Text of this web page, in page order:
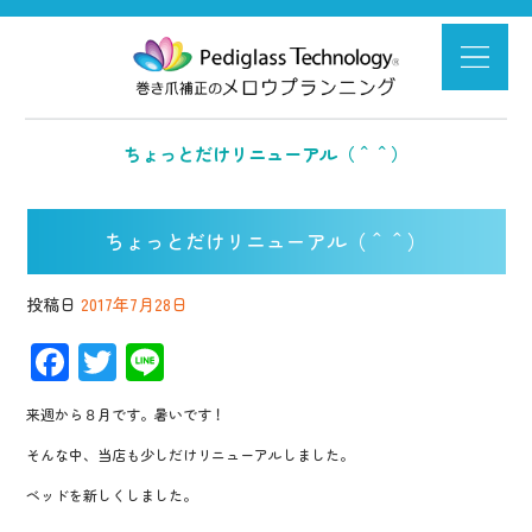
ちょっとだけリニューアル（＾＾）
ちょっとだけリニューアル（＾＾）
投稿日 2017年7月28日
F
ac
e
b
o
T
wi
tt
er
n
e
来週から８月です。暑いです！
そんな中、当店も少しだけリニューアルしました。
ベッドを新しくしました。